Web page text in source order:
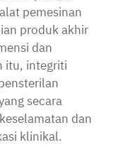
pemesinan
produk akhir
dan
itu, integriti
secara
dan
klinikal.